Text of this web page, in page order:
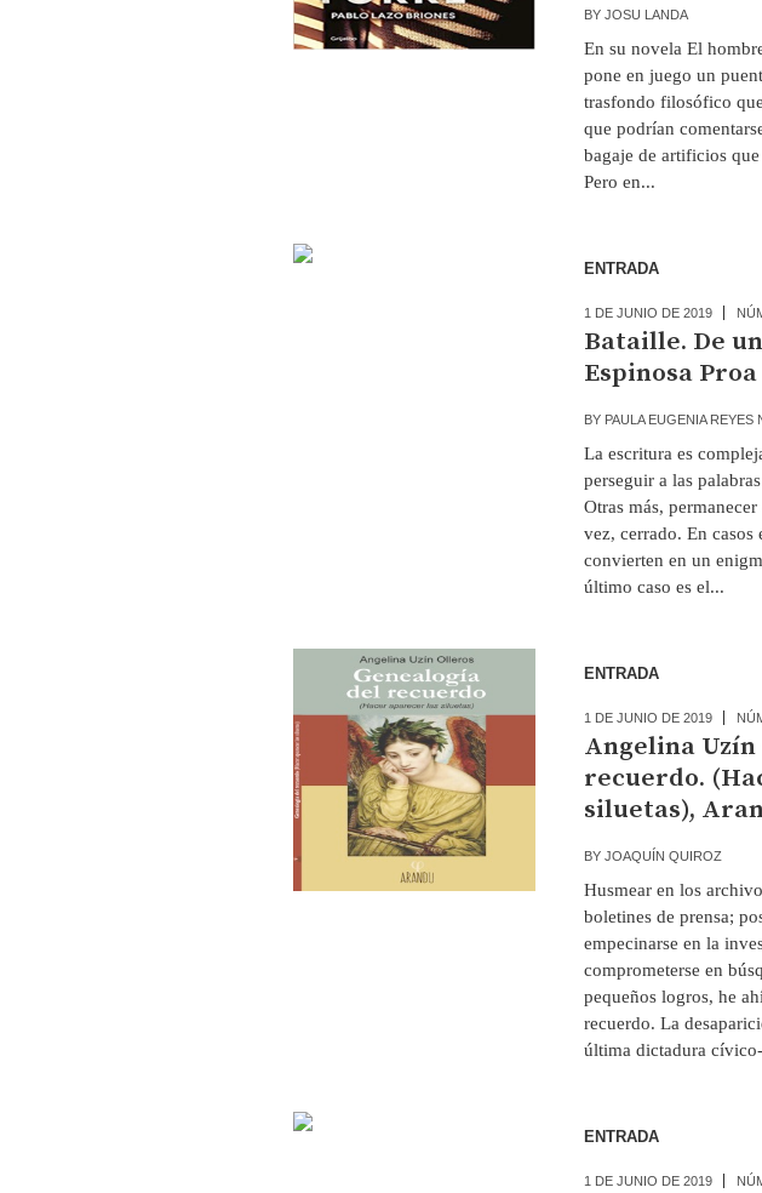
BY JOSU LANDA
En su novela El
pone en juego un
trasfondo filosófico
que podrían
bagaje de artificios
Pero en...
ENTRADA
1 DE JUNIO DE 2019
Bataille. De
Espinosa Proa
BY PAULA EUGENIA REYES
La escritura es
perseguir a las
Otras más,
vez, cerrado. En casos
convierten en un
último caso es el...
ENTRADA
1 DE JUNIO DE 2019
Angelina
recuerdo.
siluetas),
BY JOAQUÍN QUIROZ
Husmear en los
boletines de prensa;
empecinarse en la
comprometerse en
pequeños logros, he
recuerdo. La
última dictadura
ENTRADA
1 DE JUNIO DE 2019